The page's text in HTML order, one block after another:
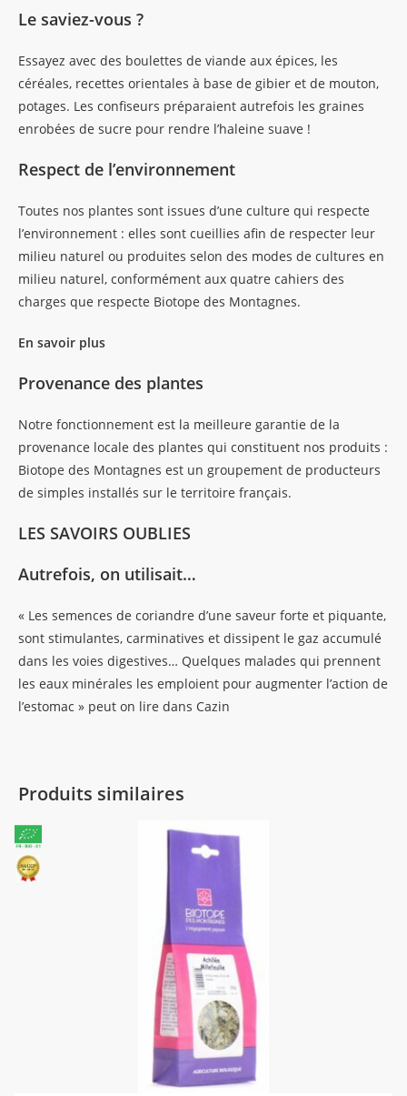
Le saviez-vous ?
Essayez avec des boulettes de viande aux épices, les
céréales, recettes orientales à base de gibier et de mouton,
potages. Les confiseurs préparaient autrefois les graines
enrobées de sucre pour rendre l’haleine suave !
Respect de l’environnement
Toutes nos plantes sont issues d’une culture qui respecte
l’environnement : elles sont cueillies afin de respecter leur
milieu naturel ou produites selon des modes de cultures en
milieu naturel, conformément aux quatre cahiers des
charges que respecte Biotope des Montagnes.
En savoir plus
Provenance des plantes
Notre fonctionnement est la meilleure garantie de la
provenance locale des plantes qui constituent nos produits :
Biotope des Montagnes est un groupement de producteurs
de simples installés sur le territoire français.
LES SAVOIRS OUBLIES
Autrefois, on utilisait…
« Les semences de coriandre d’une saveur forte et piquante,
sont stimulantes, carminatives et dissipent le gaz accumulé
dans les voies digestives… Quelques malades qui prennent
les eaux minérales les emploient pour augmenter l’action de
l’estomac » peut on lire dans Cazin
Produits similaires